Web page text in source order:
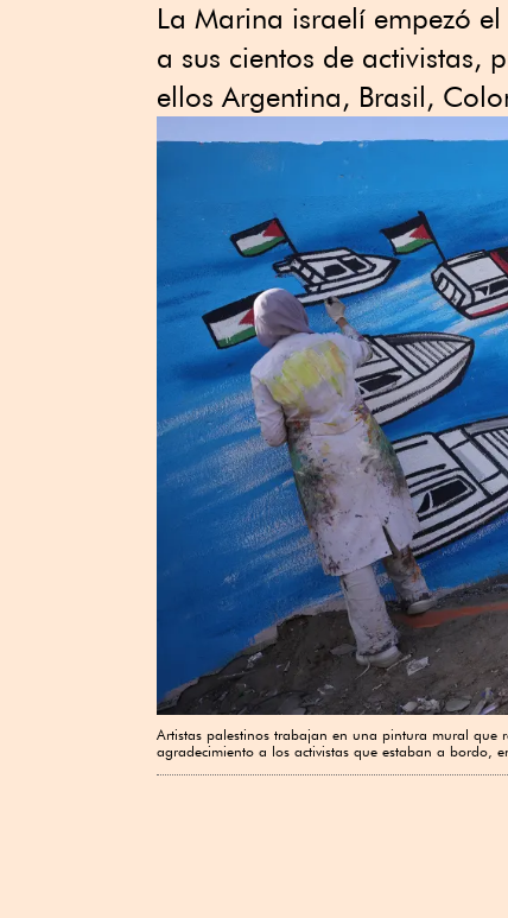
La Marina israelí empezó
a sus cientos de activistas,
ellos Argentina, Brasil,
Artistas palestinos trabajan en una pintura mural
agradecimiento a los activistas que estaban a bordo,